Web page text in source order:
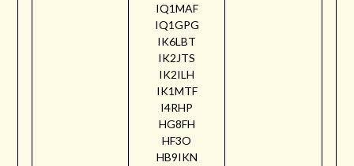
IQ1MAF
IQ1GPG
IK6LBT
IK2JTS
IK2ILH
IK1MTF
I4RHP
HG8FH
HF3O
HB9IKN